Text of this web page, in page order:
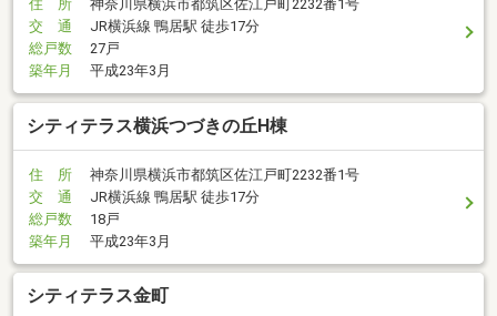
住 所
神奈川県横浜市都筑区佐江戸町2232番1号
交 通
JR横浜線 鴨居駅 徒歩17分
総戸数
27戸
築年月
平成23年3月
シティテラス横浜つづきの丘H棟
住 所
神奈川県横浜市都筑区佐江戸町2232番1号
交 通
JR横浜線 鴨居駅 徒歩17分
総戸数
18戸
築年月
平成23年3月
シティテラス金町